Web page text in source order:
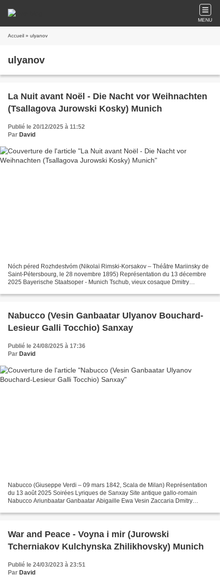
MENU
Accueil » ulyanov
ulyanov
La Nuit avant Noël - Die Nacht vor Weihnachten
(Tsallagova Jurowski Kosky) Munich
Publié le 20/12/2025 à 11:52
Par David
Nóch péred Rozhdestvóm (Nikolaï Rimski-Korsakov – Théâtre Mariinsky de
Saint-Pétersbourg, le 28 novembre 1895) Représentation du 13 décembre
2025 Bayerische Staatsoper - Munich Tschub, vieux cosaque Dmitry
Nabucco (Vesin Ganbaatar Ulyanov Bouchard-
Lesieur Galli Tocchio) Sanxay
Publié le 24/08/2025 à 17:36
Par David
Nabucco (Giuseppe Verdi – 09 mars 1842, Scala de Milan) Représentation
du 13 août 2025 Soirées Lyriques de Sanxay Site antique gallo-romain
Nabucco Ariunbaatar Ganbaatar Abigaille Ewa Vesin Zaccaria Dmitry
War and Peace - Voyna i mir (Jurowski
Tcherniakov Kulchynska Zhilikhovsky) Munich
Publié le 24/03/2023 à 23:51
Par David